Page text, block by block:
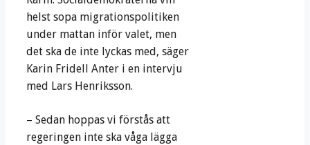
helst sopa migrationspolitiken
under mattan inför valet, men
det ska de inte lyckas med, säger
Karin Fridell Anter i en intervju
med Lars Henriksson.
– Sedan hoppas vi förstås att
regeringen inte ska våga lägga